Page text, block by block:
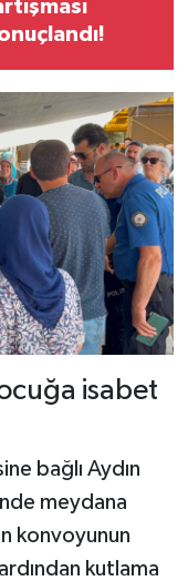
isabet
bağlı Aydın
meydana
konvoyunun
kutlama